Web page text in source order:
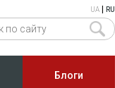
UA RU
Блоги